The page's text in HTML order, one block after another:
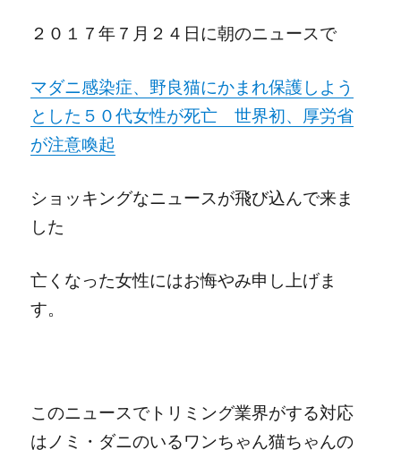
２０１７年７月２４日に朝のニュースで
マダニ感染症、野良猫にかまれ保護しよう
とした５０代女性が死亡 世界初、厚労省
が注意喚起
ショッキングなニュースが飛び込んで来ま
した
亡くなった女性にはお悔やみ申し上げま
す。
このニュースでトリミング業界がする対応
はノミ・ダニのいるワンちゃん猫ちゃんの